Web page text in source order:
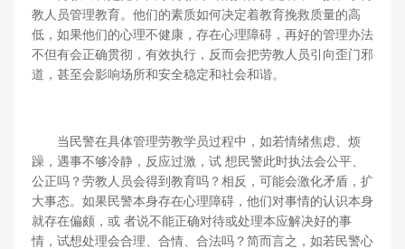
教人员管理教育。他们的素质如何决定着教育挽救质量的高
低，如果他们的心理不健康，存在心理障碍，再好的管理办法
不但有会正确贯彻，有效执行，反而会把劳教人员引向歪门邪
道，甚至会影响场所和安全稳定和社会和谐。
当民警在具体管理劳教学员过程中，如若情绪焦虑、烦
躁，遇事不够冷静，反应过激，试 想民警此时执法会公平、
公正吗？劳教人员会得到教育吗？相反，可能会激化矛盾，扩
大事态。如果民警本身存在心理障碍，他们对事情的认识本身
就存在偏颇，或 者说不能正确对待或处理本应解决好的事
情，试想处理会合理、合情、合法吗？简而言之，如若民警心